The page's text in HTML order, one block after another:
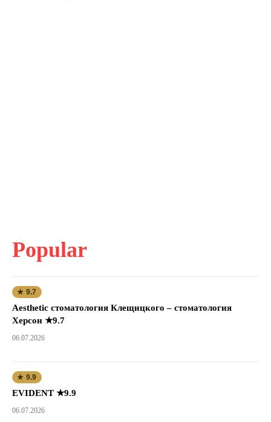
Popular
★ 9.7
Aesthetic стоматология Клещицкого – стоматология
Херсон ★9.7
06.07.2026
★ 9.9
EVIDENT ★9.9
06.07.2026